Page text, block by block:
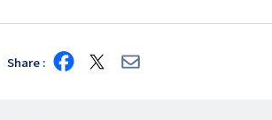
Share Share
on
Share
on
Share
via